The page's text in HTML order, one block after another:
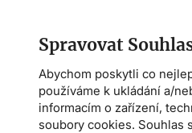
Spravovat
Abychom poskytli co
používáme k ukládání a/
informacím o zařízení,
soubory cookies. Souhlas